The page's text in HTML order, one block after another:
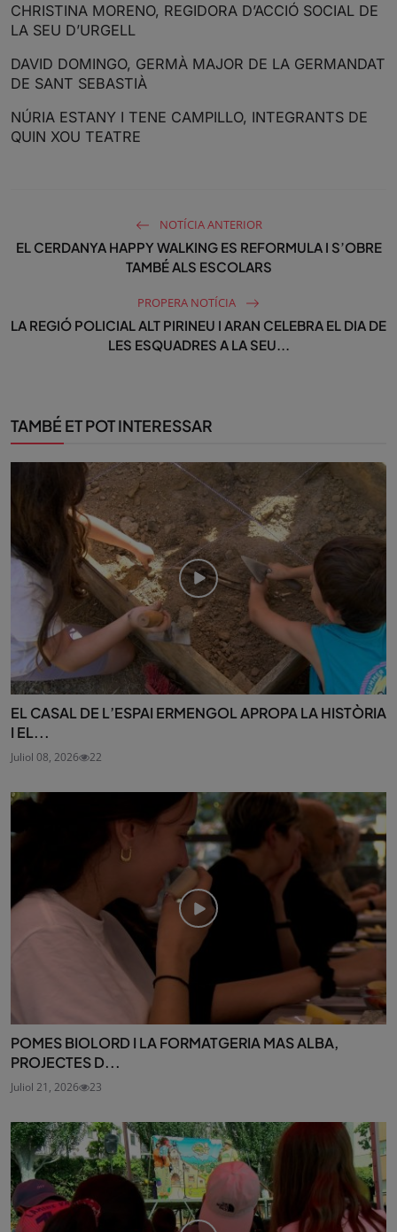
CHRISTINA MORENO, REGIDORA D’ACCIÓ SOCIAL DE
LA SEU D’URGELL
DAVID DOMINGO, GERMÀ MAJOR DE LA GERMANDAT
DE SANT SEBASTIÀ
NÚRIA ESTANY I TENE CAMPILLO, INTEGRANTS DE
QUIN XOU TEATRE
NOTÍCIA ANTERIOR
EL CERDANYA HAPPY WALKING ES REFORMULA I S’OBRE
TAMBÉ ALS ESCOLARS
PROPERA NOTÍCIA
LA REGIÓ POLICIAL ALT PIRINEU I ARAN CELEBRA EL DIA DE
LES ESQUADRES A LA SEU...
TAMBÉ ET POT INTERESSAR
EL CASAL DE L’ESPAI ERMENGOL APROPA LA HISTÒRIA
I EL...
Juliol 08, 2026 22
POMES BIOLORD I LA FORMATGERIA MAS ALBA,
PROJECTES D...
Juliol 21, 2026 23